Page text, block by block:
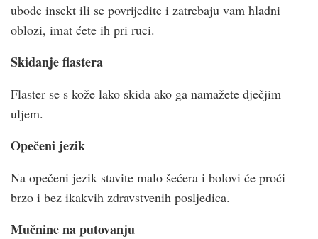
ubode insekt ili se povrijedite i zatrebaju vam hladni
oblozi, imat ćete ih pri ruci.
Skidanje flastera
Flaster se s kože lako skida ako ga namažete dječjim
uljem.
Opečeni jezik
Na opečeni jezik stavite malo šećera i bolovi će proći
brzo i bez ikakvih zdravstvenih posljedica.
Mučnine na putovanju